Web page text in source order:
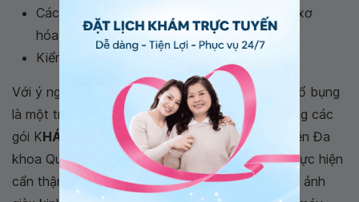
Các bệnh lý sau phúc mạc: u sau phúc mạc, xơ
hóa sau phúc mạc.
Kiểm tra dịch ổ bụng, khoang màng phổi...
Với ý nghĩa vô cùng quan trọng kể trên, siêu âm ổ bụng
là một trong những kiểm tra không thể thiếu trong các
gói KHÁM SỨC KHỎE TỔNG QUÁT tại Bệnh viện Đa
khoa Quốc tế Vinmec. Quá trình siêu âm được thực hiện
cẩn thận bởi các bác sĩ siêu âm,chẩn đoán hình ảnh